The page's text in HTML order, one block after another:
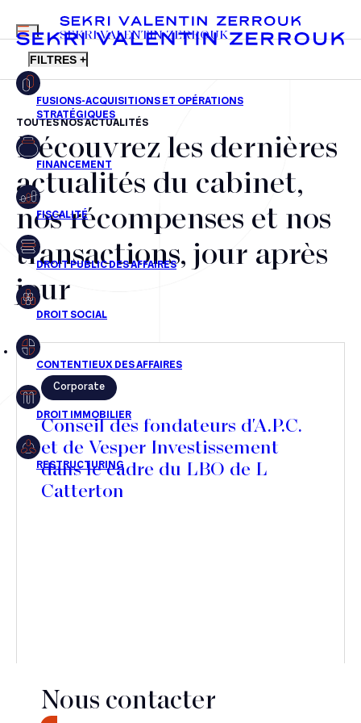
FR EN
MENU
SEKRI VALENTIN ZERROUK
FILTRES +
Fusions-acquisitions et opérations stratégiques
Financement
Fiscalité
Droit public des affaires
Droit social
Droit immobilier
Restructuring
Article
TOUTES NOS ACTUALITÉS
Découvrez les dernières
actualités du cabinet,
nos récompenses et nos
transactions, jour après
jour
Corporate
Conseil des fondateurs d'A.P.C.
et de Vesper Investissement
dans le cadre du LBO de L
Catterton
Nous contacter